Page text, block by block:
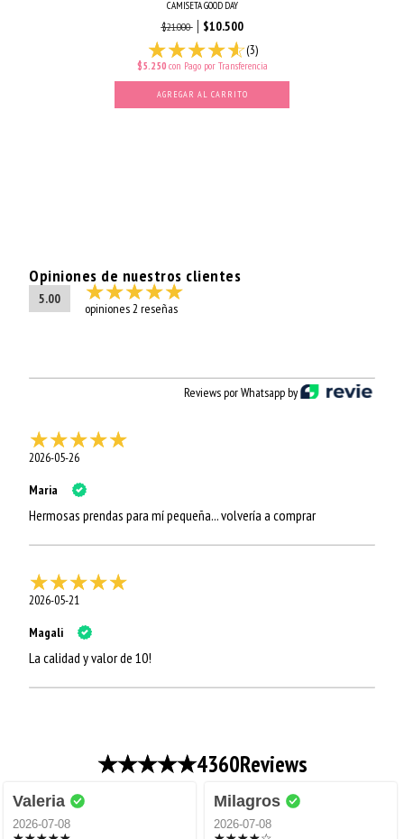
CAMISETA GOOD DAY
$21.000
$10.500
(3)
$5.250 con Pago por Transferencia
AGREGAR AL CARRITO
Opiniones de nuestros clientes
5.00
opiniones 2 reseñas
Reviews por Whatsapp by
2026-05-26
Maria
Hermosas prendas para mí pequeña... volvería a comprar
2026-05-21
Magali
La calidad y valor de 10!
4360Reviews
Valeria
2026-07-08
Milagros
2026-07-08